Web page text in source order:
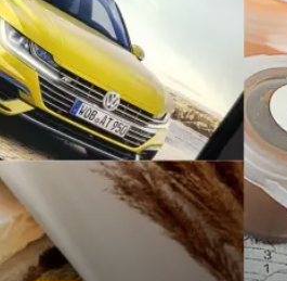
çiçek
Tarım & Hayvancılık